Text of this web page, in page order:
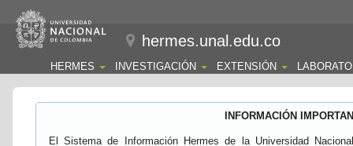
hermes.unal.edu.co
HERMES INVESTIGACIÓN EXTENSIÓN
INFORMACIÓN
El Sistema de Información Hermes de la Universidad